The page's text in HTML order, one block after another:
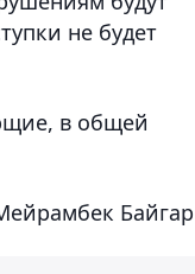
не будет
в общей